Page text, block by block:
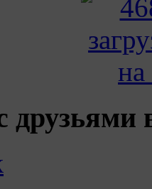
друзьями